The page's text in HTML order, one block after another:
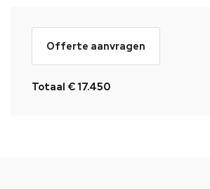
Offerte aanvragen
Totaal € 17.450